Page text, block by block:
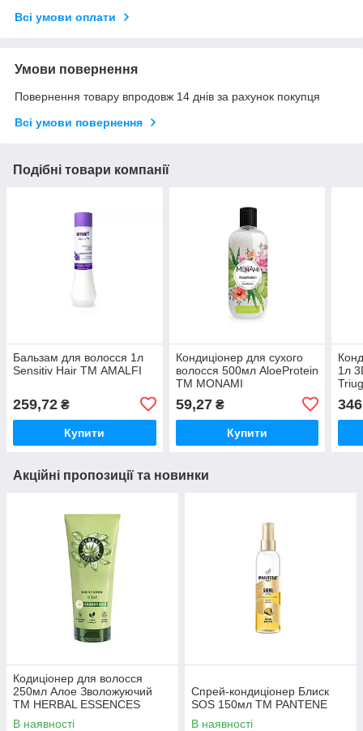
Всі умови оплати
Умови повернення
Повернення товару впродовж 14 днів за рахунок покупця
Всі умови повернення
Подібні товари компанії
Бальзам для волосся 1л
Sensitiv Hair ТМ AMALFI
259,72 ₴
Купити
Кондиціонер для сухого
волосся 500мл AloeProtein
ТМ MONAMI
59,27₴
Купити
1л
Акційні пропозиції та новинки
Кодиціонер для волосся
250мл Алое Зволожуючий
ТМ HERBAL ESSENCES
В наявності
Спрей-кондиціонер Блиск
SOS 150мл ТМ PANTENE
В наявності